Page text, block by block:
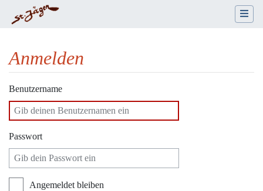
Anmelden
Wechseln zu:Navigation
Benutzername
Passwort
Angemeldet bleiben